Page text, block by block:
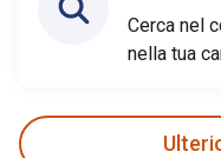
Cerca nel
nella tua